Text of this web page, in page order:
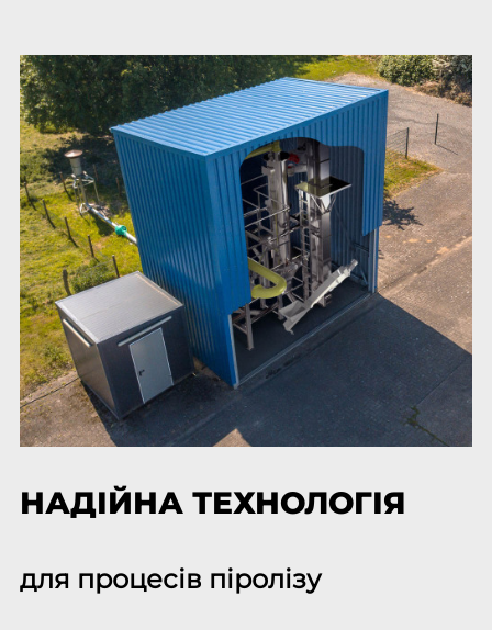
НАДІЙНА ТЕХНОЛОГІЯ
для процесів піролізу